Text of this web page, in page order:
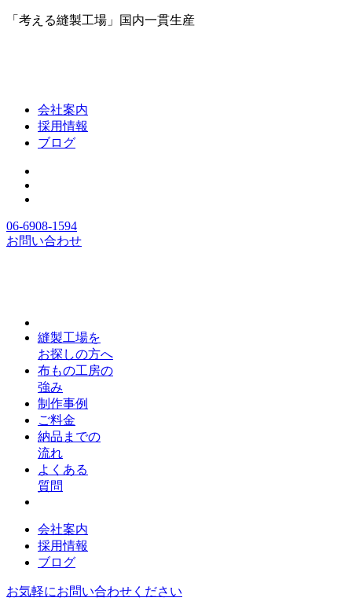
「考える縫製工場」国内一貫生産
会社案内
採用情報
ブログ
06-6908-1594
お問い合わせ
縫製工場を
お探しの方へ
布もの工房の
強み
制作事例
ご料金
納品までの
流れ
よくある
質問
会社案内
採用情報
ブログ
お気軽にお問い合わせください